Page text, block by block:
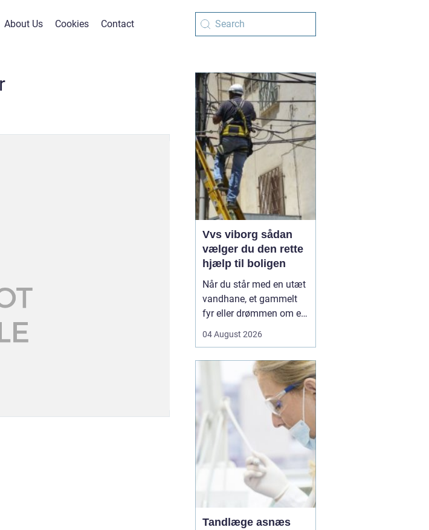
About Us Cookies Contact
Vvs viborg sådan
vælger du den rette
hjælp til boligen
Når du står med en utæt
vandhane, et gammelt
fyr eller drømmen om et
dygtig VVSer være
løsning og en dyr
langtidsskade. I Viborg
og omegn findes der
mange fagfolk, men
hvordan sikrer du dig, at
04 August 2026
Tandlæge asnæs